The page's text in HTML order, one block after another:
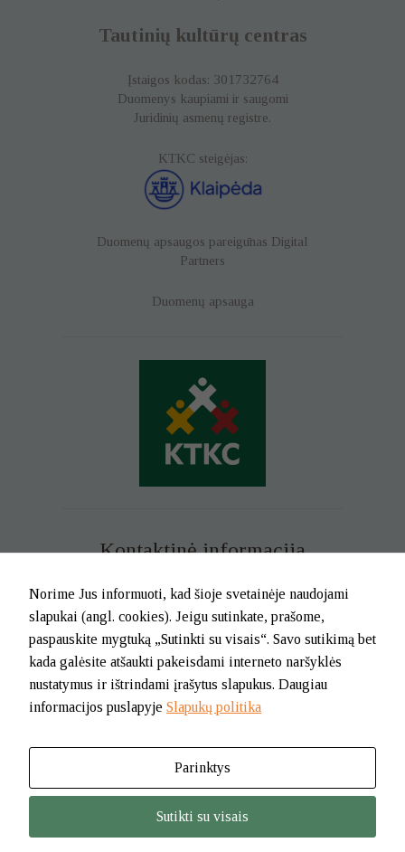
Tautinių kultūrų centras
Įstaigos kodas: 301732764
Duomenys kaupiami ir saugomi
Juridinių asmenų registre.
KTKC steigėjas:
Duomenų apsaugos pareigūnas Digital
Partners
Duomenų apsauga
Kontaktinė informacija
Mob. tel. +370 699 73 229
Tel. (0-46) 21 02 83
El.p. info@klaipedatkc.lt
K. Donelaičio g. 6B, Klaipėda
I-V nuo 8.00 iki 17.00.
© 2026. BĮ Klaipėdos m. savivaldybės Tautinių kultūrų centras
Norime Jus informuoti, kad šioje svetainėje naudojami
slapukai (angl. cookies). Jeigu sutinkate, prašome,
paspauskite mygtuką „Sutinkti su visais“. Savo sutikimą bet
kada galėsite atšaukti pakeisdami interneto naršyklės
nustatymus ir ištrindami įrašytus slapukus. Daugiau
informacijos puslapyje Slapukų politika
Parinktys
Sutikti su visais